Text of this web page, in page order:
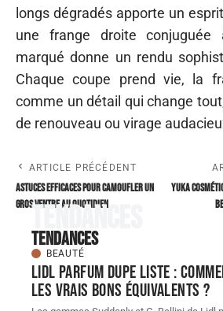
longs dégradés apporte un
une frange droite conjuguée
marqué donne un rendu
Chaque coupe prend vie, la
comme un détail qui change
de renouveau ou virage
ARTICLE PRÉCÉDENT
Astuces efficaces pour camoufler un
gros ventre au quotidien
Yuka
Tendances
Tendances
BEAUTÉ
Lidl parfum dupe Liste :
les vrais bons équivalents ?